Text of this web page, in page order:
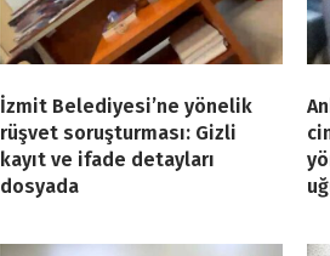
İzmit Belediyesi’ne yönelik
rüşvet soruşturması: Gizli
kayıt ve ifade detayları
dosyada